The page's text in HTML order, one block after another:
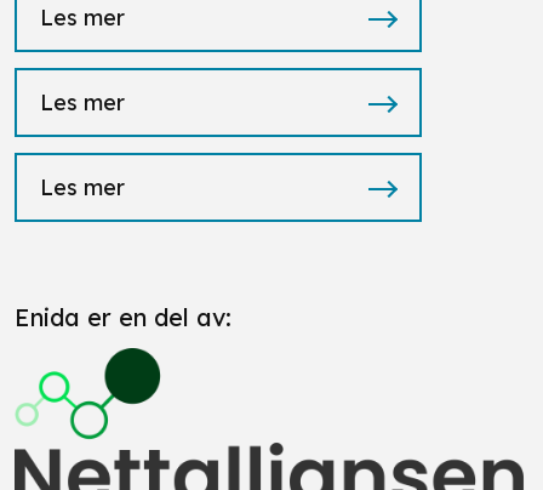
Les mer
Les mer
Les mer
Enida er en del av: